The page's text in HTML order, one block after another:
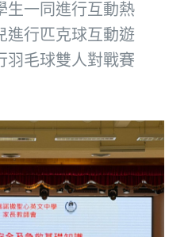
生一同進行互動熱
進行匹克球互動遊
羽毛球雙人對戰賽